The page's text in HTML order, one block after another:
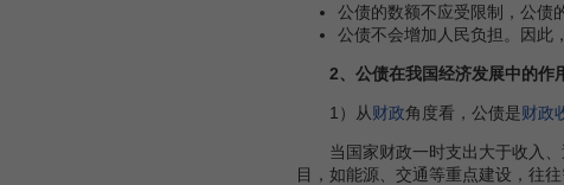
公债的数额不应受限制，公债
公债不会增加人民负担。因此
2、公债在我国经济发展中的作
1）从财政角度看，公债是财政
当国家财政一时支出大于收入、
目，如能源、交通等重点建设，往往